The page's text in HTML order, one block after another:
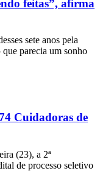
feitas”, afirma
sete anos pela
parecia um sonho
Cuidadoras de
(23), a 2ª
de processo seletivo